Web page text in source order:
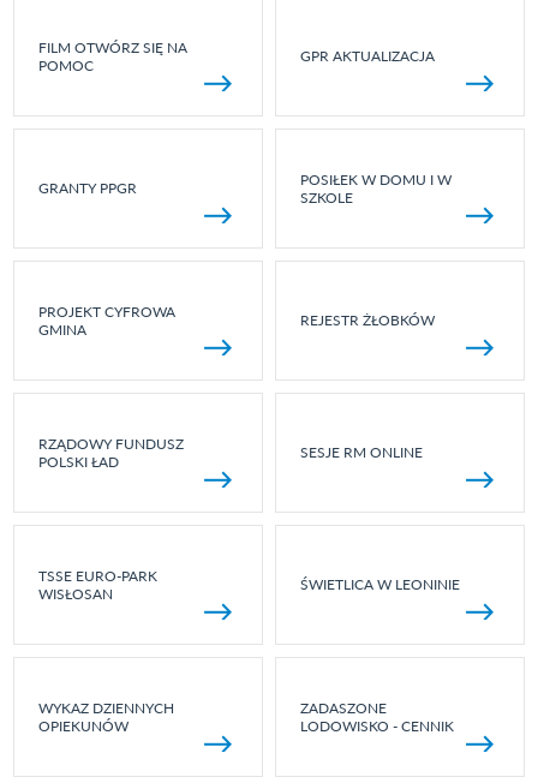
FILM OTWÓRZ SIĘ NA
POMOC
GPR AKTUALIZACJA
GRANTY PPGR
POSIŁEK W DOMU I W
SZKOLE
PROJEKT CYFROWA
GMINA
REJESTR ŻŁOBKÓW
RZĄDOWY FUNDUSZ
POLSKI ŁAD
SESJE RM ONLINE
TSSE EURO-PARK
WISŁOSAN
ŚWIETLICA W LEONINIE
WYKAZ DZIENNYCH
OPIEKUNÓW
ZADASZONE
LODOWISKO - CENNIK